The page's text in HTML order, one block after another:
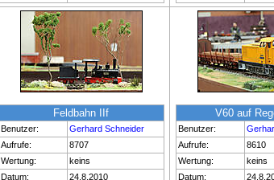
Feldbahn IIf
Benutzer:
Gerhard Schneider
Aufrufe:
8707
Wertung:
keins
Datum:
24.8.2010
V60 auf
Benutzer:
Aufrufe:
8610
Wertung:
keins
Datum: